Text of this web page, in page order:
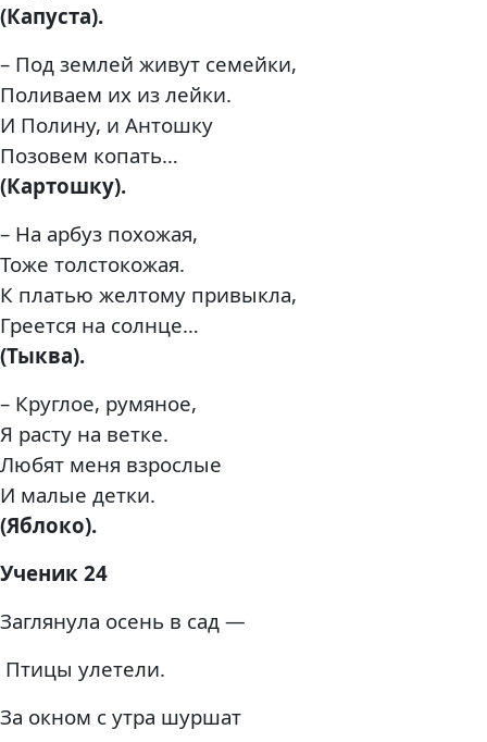
(Капуста).
– Под землей живут семейки,
Поливаем их из лейки.
И Полину, и Антошку
Позовем копать…
(Картошку).
– На арбуз похожая,
Тоже толстокожая.
К платью желтому привыкла,
Греется на солнце…
(Тыква).
– Круглое, румяное,
Я расту на ветке.
Любят меня взрослые
И малые детки.
(Яблоко).
Ученик 24
Заглянула осень в сад —
Птицы улетели.
За окном с утра шуршат